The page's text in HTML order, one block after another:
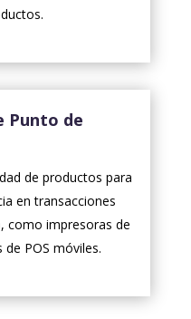
Punto de
de productos para
en transacciones
como impresoras de
POS móviles.